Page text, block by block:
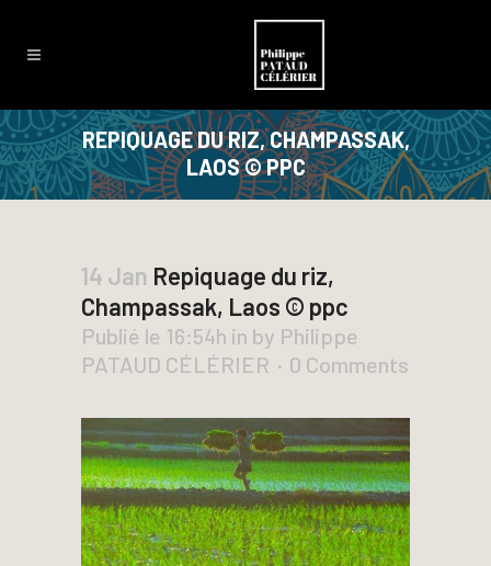
REPIQUAGE DU RIZ, CHAMPASSAK,
LAOS © PPC
14 Jan Repiquage du riz,
Champassak, Laos © ppc
Publié le 16:54h in by Philippe
PATAUD CÉLÉRIER
0 Comments